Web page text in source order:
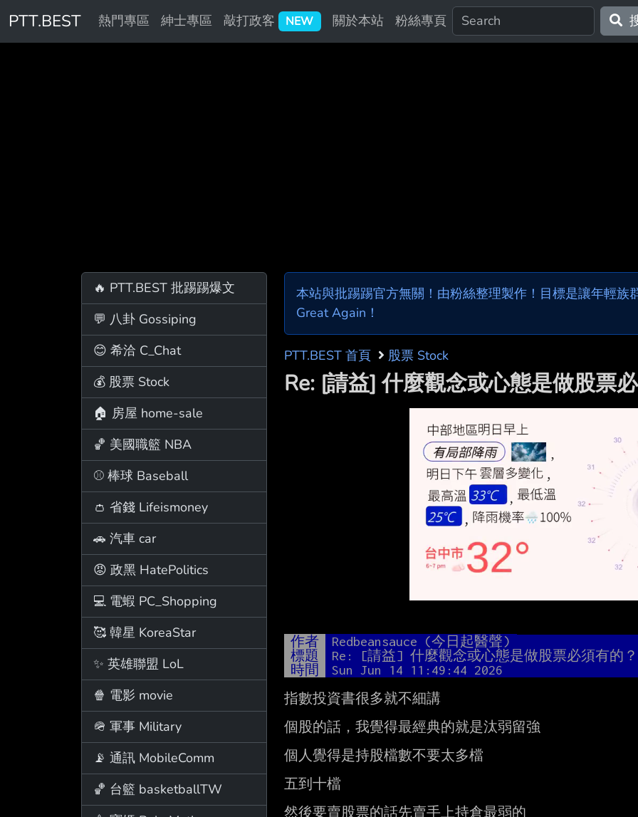
PTT.BEST 熱門專區 紳士專區 敲打政客 NEW 關於本站 粉絲專頁
🔥 PTT.BEST 批踢踢爆文
💬 八卦 Gossiping
😊 希洽 C_Chat
💰 股票 Stock
🏠 房屋 home-sale
🏀 美國職籃 NBA
⚾ 棒球 Baseball
👛 省錢 Lifeismoney
🚗 汽車 car
😡 政黑 HatePolitics
💻 電蝦 PC_Shopping
🥰 韓星 KoreaStar
✨ 英雄聯盟 LoL
🍿 電影 movie
🪖 軍事 Military
📡 通訊 MobileComm
🏀 台籃 basketballTW
本站與批踢踢官方無關！由粉絲整理製作！目標是讓年輕族
Great Again！
PTT.BEST 首頁 股票 Stock
Re: [請益] 什麼觀念或心態是做股票
作者 Redbeansauce (今日起醫聲)
標題
Re: [請益] 什麼觀念或心態是做股票必須有的？
時間
Sun Jun 14 11:49:44 2026
指數投資書很多就不細講
個股的話，我覺得最經典的就是汰弱留強
個人覺得是持股檔數不要太多檔
五到十檔
然後要賣股票的話先賣手上持倉最弱的